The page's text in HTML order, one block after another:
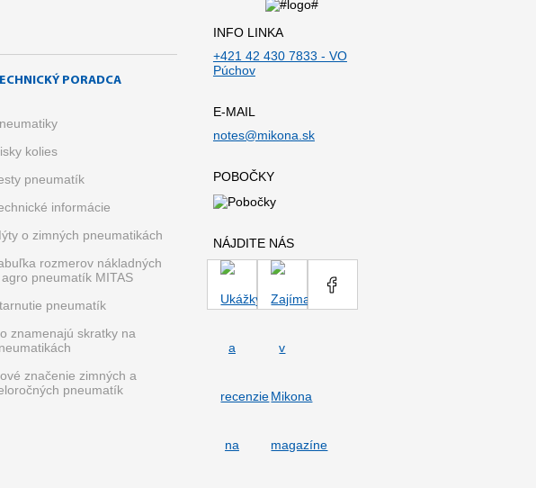
PORADCA
kolies
pneumatík
informácie
o zimných pneumatikách
rozmerov nákladných
pneumatík MITAS
pneumatík
znamenajú skratky na
značenie zimných a
pneumatík
INFO LINKA
+421 42 430 7833 - VO
Púchov
E-MAIL
notes@mikona.sk
POBOČKY
NÁJDITE NÁS